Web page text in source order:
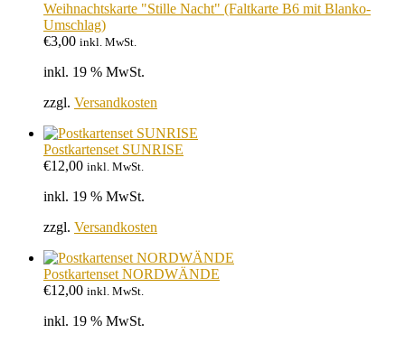
Weihnachtskarte "Stille Nacht" (Faltkarte B6 mit Blanko-
Umschlag)
€3,00 inkl. MwSt.
inkl. 19 % MwSt.
zzgl. Versandkosten
Postkartenset SUNRISE
€12,00 inkl. MwSt.
inkl. 19 % MwSt.
zzgl. Versandkosten
Postkartenset NORDWÄNDE
€12,00 inkl. MwSt.
inkl. 19 % MwSt.